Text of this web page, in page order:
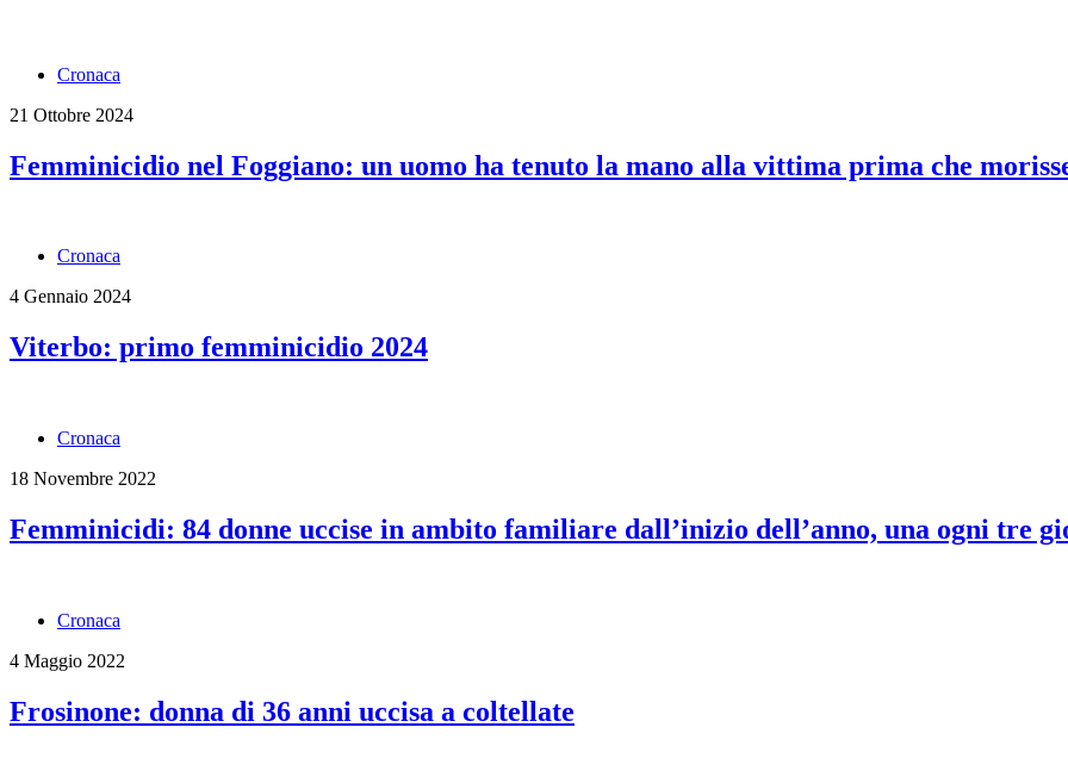
Cronaca
21 Ottobre 2024
Femminicidio nel Foggiano: un uomo ha tenuto la mano alla vittima prima che
Cronaca
4 Gennaio 2024
Viterbo: primo femminicidio 2024
Cronaca
18 Novembre 2022
Femminicidi: 84 donne uccise in ambito familiare dall’inizio dell’anno, una ogni tre
Cronaca
4 Maggio 2022
Frosinone: donna di 36 anni uccisa a coltellate